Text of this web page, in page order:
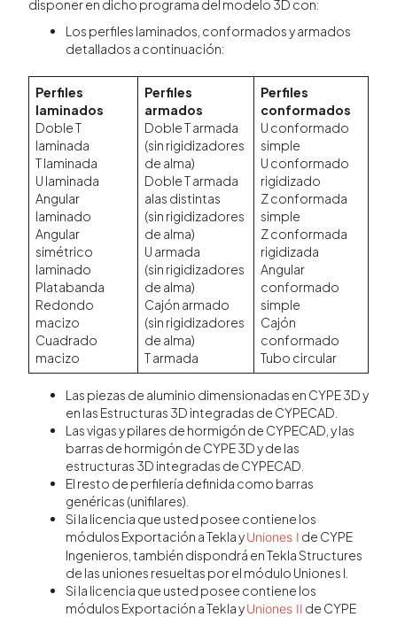
disponer en dicho programa del modelo 3D con:
Los perfiles laminados, conformados y armados
detallados a continuación:
Perfiles
laminados
Doble T
laminada
T laminada
U laminada
Angular
laminado
Angular
simétrico
laminado
Platabanda
Redondo
macizo
Cuadrado
macizo
Perfiles
armados
Doble T armada
(sin rigidizadores
de alma)
Doble T armada
alas distintas
(sin rigidizadores
de alma)
U armada
(sin rigidizadores
de alma)
Cajón armado
(sin rigidizadores
de alma)
T armada
Perfiles
conformados
U conformado
simple
U conformado
rigidizado
Z conformada
simple
Z conformada
rigidizada
Angular
conformado
simple
Cajón
conformado
Tubo circular
Las piezas de aluminio dimensionadas en CYPE 3D y
en las Estructuras 3D integradas de CYPECAD.
Las vigas y pilares de hormigón de CYPECAD, y las
barras de hormigón de CYPE 3D y de las
estructuras 3D integradas de CYPECAD.
El resto de perfilería definida como barras
genéricas (unifilares).
Si la licencia que usted posee contiene los
módulos Exportación a Tekla yUniones I de CYPE
Ingenieros, también dispondrá en Tekla Structures
de las uniones resueltas por el módulo Uniones I.
Si la licencia que usted posee contiene los
módulos Exportación a Tekla yUniones II de CYPE